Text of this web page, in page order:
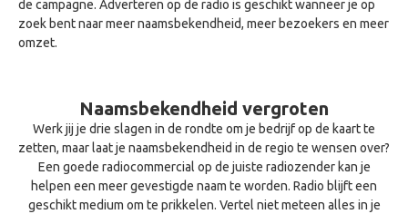
de campagne. Adverteren op de radio is geschikt wanneer je op
zoek bent naar meer naamsbekendheid, meer bezoekers en meer
omzet.
Naamsbekendheid vergroten
Werk jij je drie slagen in de rondte om je bedrijf op de kaart te
zetten, maar laat je naamsbekendheid in de regio te wensen over?
Een goede radiocommercial op de juiste radiozender kan je
helpen een meer gevestigde naam te worden. Radio blijft een
geschikt medium om te prikkelen. Vertel niet meteen alles in je